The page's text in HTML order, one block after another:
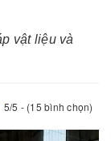
vật liệu và
5/5 - (15 bình chọn)